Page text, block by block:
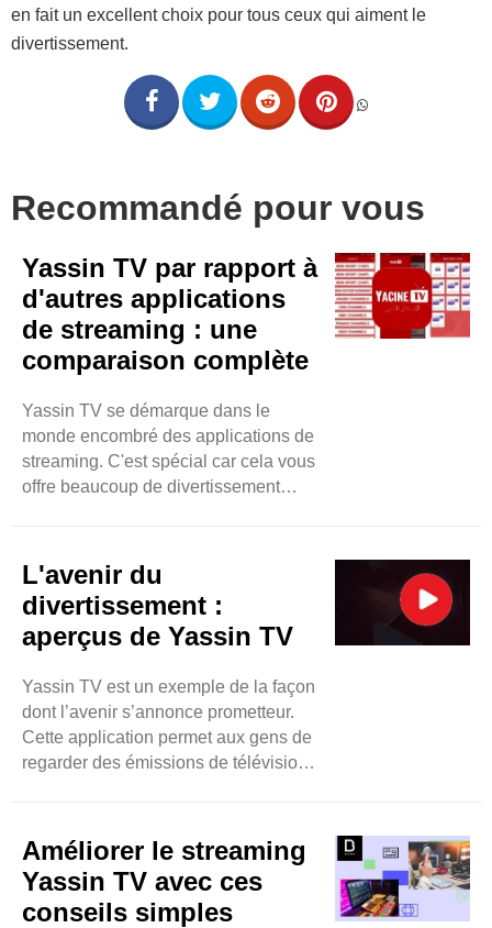
en fait un excellent choix pour tous ceux qui aiment le
divertissement.
Recommandé pour vous
Yassin TV par rapport à
d'autres applications
de streaming : une
comparaison complète
Yassin TV se démarque dans le
monde encombré des applications de
streaming. C'est spécial car cela vous
offre beaucoup de divertissement
trouver facilement des films. La
meilleure partie est sa conception
simple. Cela permet à tout le monde
de trouver facilement ce que vous
certaines applications, Yassin TV ne
vous embrouille pas avec trop ..
L'avenir du
divertissement :
aperçus de Yassin TV
Yassin TV est un exemple de la façon
dont l’avenir s’annonce prometteur.
Cette application permet aux gens de
regarder des émissions de télévision,
propose de nombreuses choses
différentes à regarder. Cela le rend
très bien pour les personnes qui
aiment trouver de nouvelles choses à
Améliorer le streaming
Yassin TV avec ces
conseils simples